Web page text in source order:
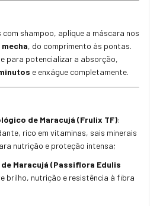
shampoo, aplique a máscara nos
mecha, do comprimento às pontas.
para potencializar a absorção,
e enxágue completamente.
de Maracujá (Frulix TF):
rico em vitaminas, sais minerais
nutrição e proteção intensa;
de Maracujá (Passiflora Edulis
brilho, nutrição e resistência à fibra